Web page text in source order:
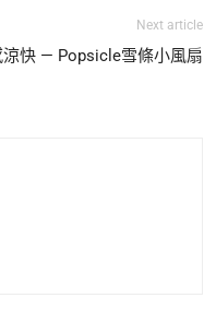
Next article
涼快 — Popsicle雪條小風扇